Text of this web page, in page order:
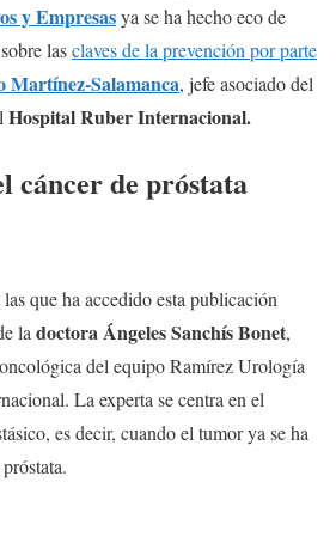
y Empresasya se ha hecho eco de
lasclaves de la prevención por parte
Salamanca, jefe asociado del
Hospital Ruber Internacional.
cáncer de próstata
que ha accedido esta publicación
la doctora Ángeles Sanchís Bonet,
del equipo Ramírez Urología
La experta se centra en el
es decir, cuando el tumor ya se ha